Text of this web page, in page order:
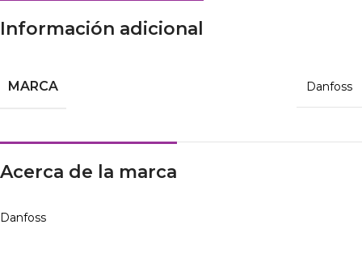
Información adicional
MARCA Danfoss
Acerca de la marca
Danfoss